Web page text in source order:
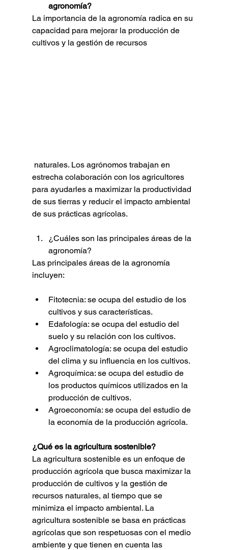
agronomía?
La importancia de la agronomía radica en su
capacidad para mejorar la producción de
cultivos y la gestión de recursos
estrecha colaboración con los agricultores
para ayudarles a maximizar la productividad
de sus tierras y reducir el impacto ambiental
de sus prácticas agrícolas.
¿Cuáles son las principales áreas de la
agronomía?
Las principales áreas de la agronomía
incluyen:
Fitotecnia: se ocupa del estudio de los
cultivos y sus características.
Edafología: se ocupa del estudio del
suelo y su relación con los cultivos.
Agroclimatología: se ocupa del estudio
del clima y su influencia en los cultivos.
Agroquímica: se ocupa del estudio de
los productos químicos utilizados en la
producción de cultivos.
Agroeconomía: se ocupa del estudio de
la economía de la producción agrícola.
¿Qué es la agricultura sostenible?
La agricultura sostenible es un enfoque de
producción agrícola que busca maximizar la
producción de cultivos y la gestión de
recursos naturales, al tiempo que se
minimiza el impacto ambiental. La
agricultura sostenible se basa en prácticas
agrícolas que son respetuosas con el medio
ambiente y que tienen en cuenta las